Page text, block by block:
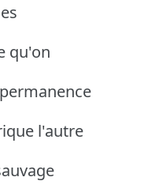
qu'on
l'autre